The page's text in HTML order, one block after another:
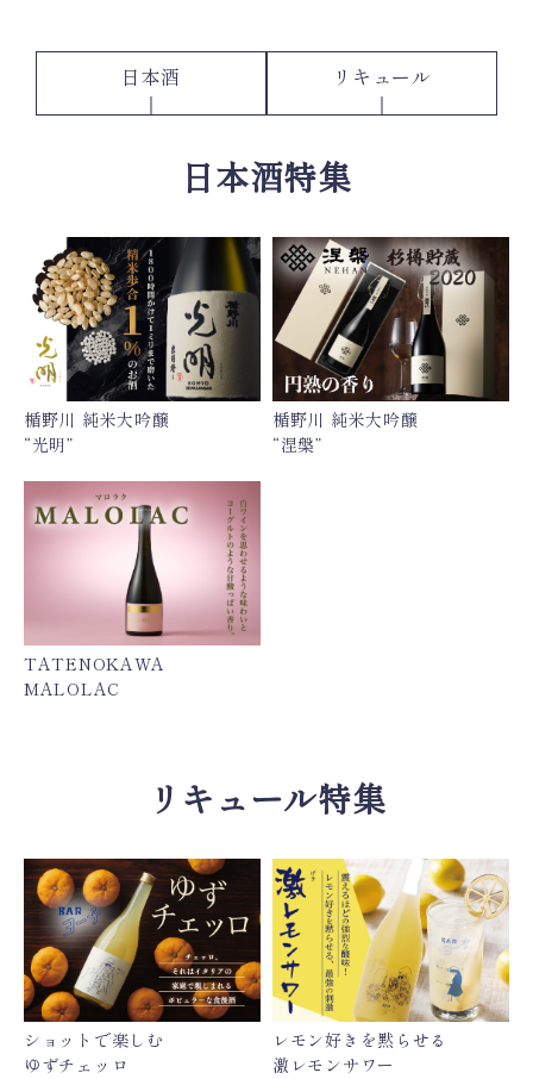
日本酒 リキュール
日本酒特集
楯野川 純米大吟醸
“光明”
楯野川 純米大吟醸
“涅槃”
TATENOKAWA
MALOLAC
リキュール特集
ショットで楽しむ
ゆずチェッロ
レモン好きを黙らせる
激レモンサワー